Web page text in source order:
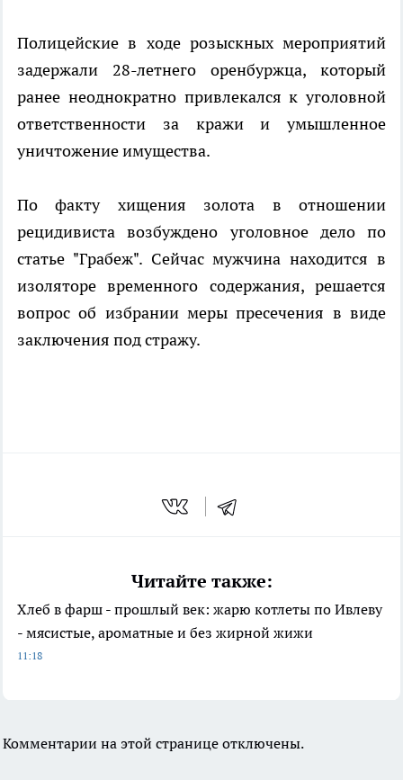
Полицейские в ходе розыскных мероприятий
задержали 28-летнего оренбуржца, который
ранее неоднократно привлекался к уголовной
ответственности за кражи и умышленное
уничтожение имущества.
По факту хищения золота в отношении
рецидивиста возбуждено уголовное дело по
статье "Грабеж". Сейчас мужчина находится в
изоляторе временного содержания, решается
вопрос об избрании меры пресечения в виде
заключения под стражу.
Читайте также:
Хлеб в фарш - прошлый век: жарю котлеты по Ивлеву
- мясистые, ароматные и без жирной жижи
11:18
Комментарии на этой странице отключены.